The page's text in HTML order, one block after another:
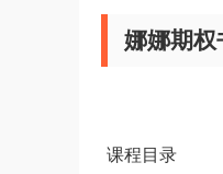
娜娜期权
课程目录